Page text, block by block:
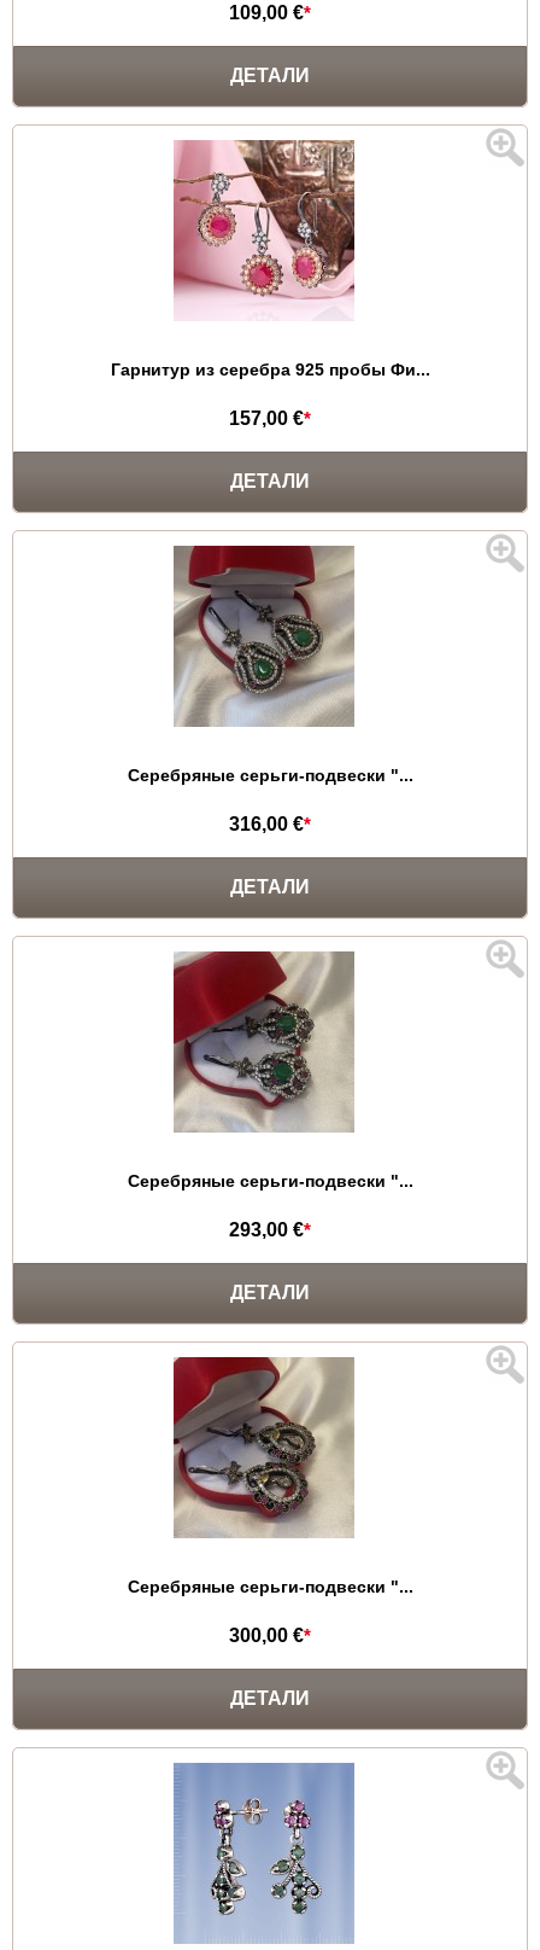
109,00 €*
ДЕТАЛИ
Гарнитур из серебра 925 пробы Фи...
157,00 €*
ДЕТАЛИ
Серебряные серьги-подвески "...
316,00 €*
ДЕТАЛИ
Серебряные серьги-подвески "...
293,00 €*
ДЕТАЛИ
Серебряные серьги-подвески "...
300,00 €*
ДЕТАЛИ